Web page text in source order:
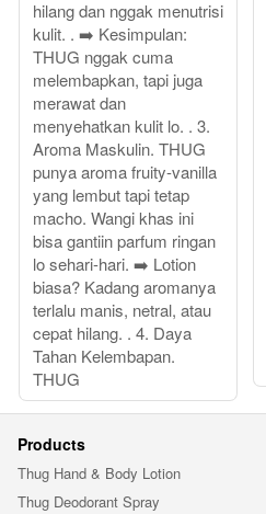
hilang dan nggak menutrisi
kulit. . ➡️ Kesimpulan:
THUG nggak cuma
melembapkan, tapi juga
merawat dan
menyehatkan kulit lo. . 3.
Aroma Maskulin. THUG
punya aroma fruity-vanilla
yang lembut tapi tetap
macho. Wangi khas ini
bisa gantiin parfum ringan
lo sehari-hari. ➡️ Lotion
biasa? Kadang aromanya
terlalu manis, netral, atau
cepat hilang. . 4. Daya
Tahan Kelembapan.
THUG
Products
Thug Hand & Body Lotion
Thug Deodorant Spray